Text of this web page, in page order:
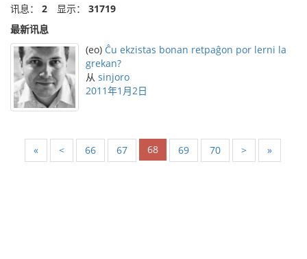
讯息： 2 显示： 31719
最新讯息
(eo) Ĉu ekzistas bonan retpaĝon por lerni la
grekan?
从 sinjoro
2011年1月2日
« < 66 67 68 69 70 > »